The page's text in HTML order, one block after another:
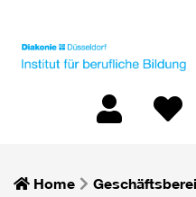
Home